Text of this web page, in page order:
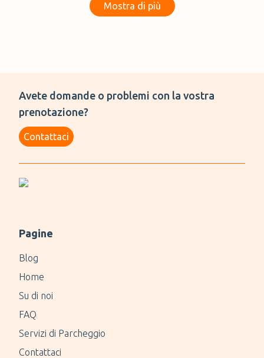
Mostra di più
Avete domande o problemi con la vostra
prenotazione?
Contattaci
Pagine
Blog
Home
Su di noi
FAQ
Servizi di Parcheggio
Contattaci